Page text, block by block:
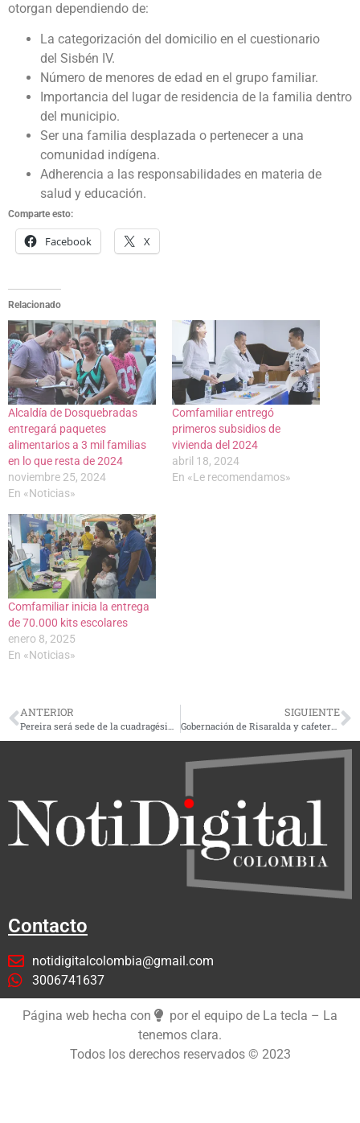
otorgan dependiendo de:
La categorización del domicilio en el cuestionario
del Sisbén IV.
Número de menores de edad en el grupo familiar.
Importancia del lugar de residencia de la familia dentro
del municipio.
Ser una familia desplazada o pertenecer a una
comunidad indígena.
Adherencia a las responsabilidades en materia de
salud y educación.
Comparte esto:
Facebook X
Relacionado
Alcaldía de Dosquebradas
entregará paquetes
alimentarios a 3 mil familias
en lo que resta de 2024
noviembre 25, 2024
En «Noticias»
Comfamiliar entregó
primeros subsidios de
vivienda del 2024
abril 18, 2024
En «Le recomendamos»
Comfamiliar inicia la entrega
de 70.000 kits escolares
enero 8, 2025
En «Noticias»
ANTERIOR
Pereira será sede de la cuadragésima versión de la Exposición Nacional Equina
SIGUIENTE
Gobernación de Risaralda y cafeteros se comprometen a trabajar unidos
Contacto
notidigitalcolombia@gmail.com
3006741637
Página web hecha con
por el equipo de La tecla – La
tenemos clara.
Todos los derechos reservados © 2023